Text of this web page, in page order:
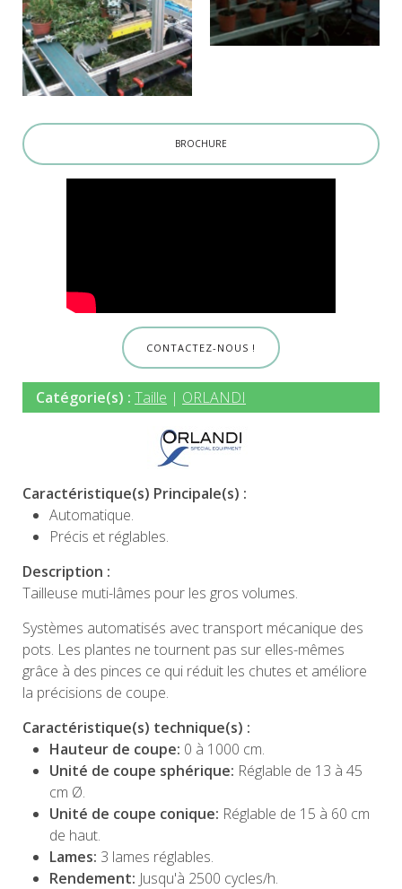
BROCHURE
CONTACTEZ-NOUS !
Catégorie(s) : Taille | ORLANDI
Caractéristique(s) Principale(s) :
Automatique.
Précis et réglables.
Description :
Tailleuse muti-lâmes pour les gros volumes.
Systèmes automatisés avec transport mécanique des
pots. Les plantes ne tournent pas sur elles-mêmes
grâce à des pinces ce qui réduit les chutes et améliore
la précisions de coupe.
Caractéristique(s) technique(s) :
Hauteur de coupe: 0 à 1000 cm.
Unité de coupe sphérique: Réglable de 13 à 45
cm Ø.
Unité de coupe conique: Réglable de 15 à 60 cm
de haut.
Lames: 3 lames réglables.
Rendement: Jusqu'à 2500 cycles/h.